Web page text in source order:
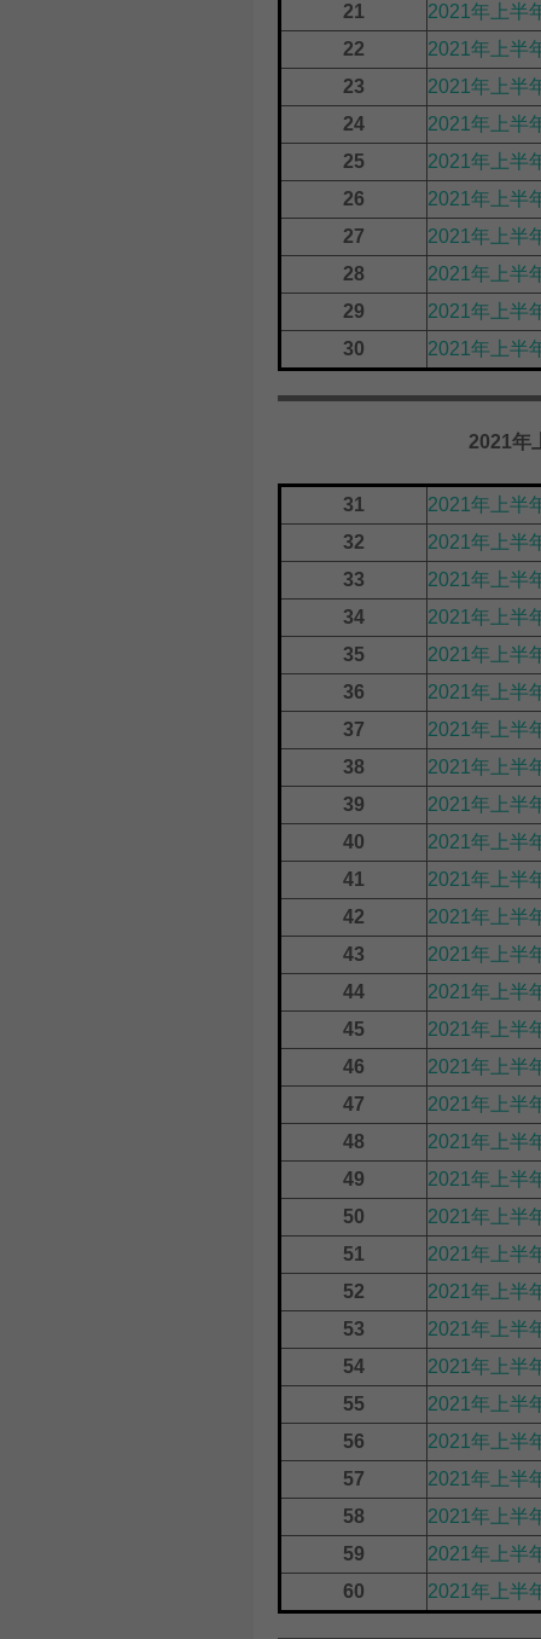
21
2021年上半
22
2021年上半
23
2021年上半
24
2021年上半
25
2021年上半
26
2021年上半
27
2021年上半
28
2021年上半
29
2021年上半
30
2021年上半
2021年
31
2021年上半
32
2021年上半
33
2021年上半
34
2021年上半
35
2021年上半
36
2021年上半
37
2021年上半
38
2021年上半
39
2021年上半
40
2021年上半
41
2021年上半
42
2021年上半
43
2021年上半
44
2021年上半
45
2021年上半
46
2021年上半
47
2021年上半
48
2021年上半
49
2021年上半
50
2021年上半
51
2021年上半
52
2021年上半
53
2021年上半
54
2021年上半
55
2021年上半
56
2021年上半
57
2021年上半
58
2021年上半
59
2021年上半
60
2021年上半